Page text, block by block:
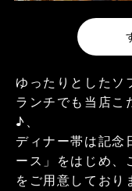
ゆったりとしたソ
ランチでも当店こ
♪、
ディナー帯は記
ース」をはじめ、
をご用意しており